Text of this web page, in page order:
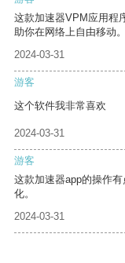
这款加速器VPM应用程
助你在网络上自由移动。
2024-03-31
游客
这个软件我非常喜欢
2024-03-31
游客
这款加速器app的操作
化。
2024-03-31